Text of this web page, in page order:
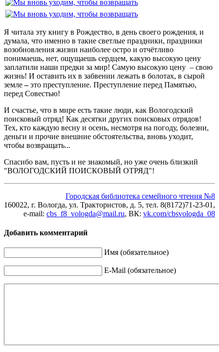
Я читала эту книгу в Рождество, в день своего рождения, и
думала, что именно в такие светлые праздники, праздники
возобновления жизни наиболее остро и отчётливо
понимаешь, нет, ощущаешь сердцем, какую высокую цену
заплатили наши предки за мир! Самую высокую цену – свою
жизнь! И оставить их в забвении лежать в болотах, в сырой
земле–это преступление. Преступление перед Памятью,
перед Совестью!
И счастье, что в мире есть такие люди, как Вологодский
поисковый отряд! Как десятки других поисковых отрядов!
Тех, кто каждую весну и осень, несмотря на погоду, болезни,
деньги и прочие внешние обстоятельства, вновь уходит,
чтобы возвращать...
Спасибо вам, пусть и не знакомый, но уже очень близкий
"ВОЛОГОДСКИЙ ПОИСКОВЫЙ ОТРЯД"!
Городская библиотека семейного чтения №8
160022, г. Вологда, ул. Трактористов, д. 5, тел. 8(8172)71-23-01,
e-mail: cbs_f8_vologda@mail.ru, ВК: vk.com/cbsvologda_08
Добавить комментарий
Имя (обязательное)
E-Mail (обязательное)